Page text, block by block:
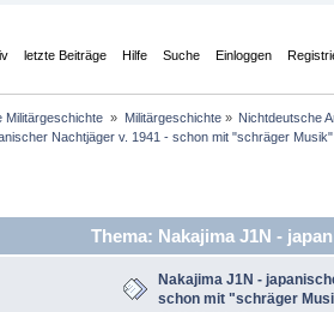
letzte Beiträge Hilfe Suche Einloggen
Militärgeschichte » Militärgeschichte» Nichtdeutsche
Nachtjäger v. 1941 - schon mit "schräger
Thema: Nakajima J1N -
mal)
Nakajima J1N -
schon mit "schräger